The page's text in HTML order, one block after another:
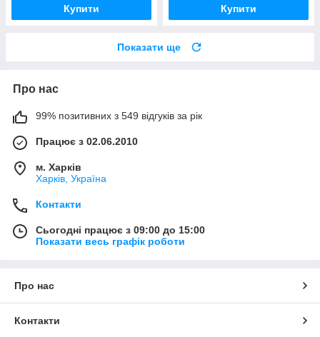
Купити Купити
Показати ще
Про нас
99% позитивних з 549 відгуків за рік
Працює з 02.06.2010
м. Харків
Харків, Україна
Контакти
Сьогодні працює з 09:00 до 15:00
Показати весь графік роботи
Про нас
Контакти